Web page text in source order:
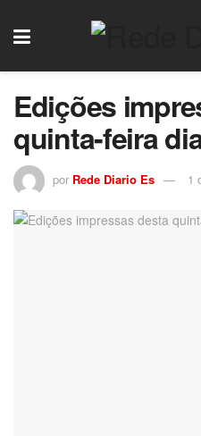
Edições
quinta-feira
por Rede Diario Es 1